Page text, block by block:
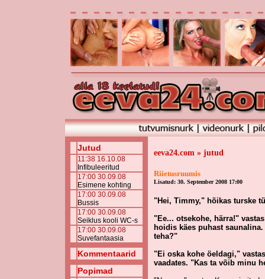
Jutud
11:38 16.10.08
Infibuleeritud
17:00 30.09.08
Esimene kohting
17:00 30.09.08
Bussis
17:00 30.09.08
Seiklus kooli WC-s
17:00 30.09.08
Suvefantaasia
Kommentaarid
Popimad
eeva24.com » jutud
Riietusruumis
Lisatud: 30. September 2008 17:00
"Hei, Timmy," hõikas turske
"Ee... otsekohe, härra!"
hoidis käes puhast
teha?"
"Ei oska kohe öeldagi,"
vaadates. "Kas ta võib minu